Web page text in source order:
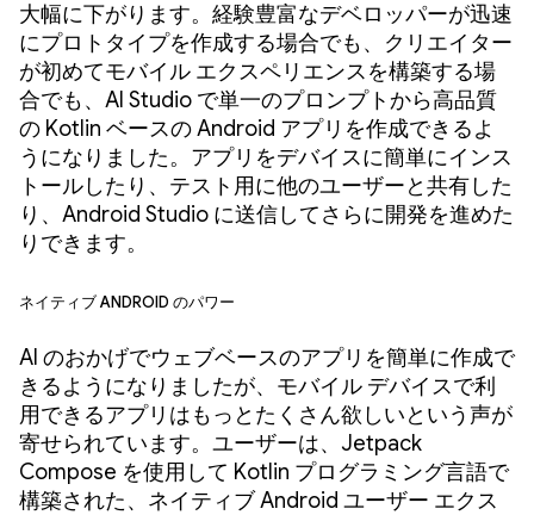
大幅に下がります。経験豊富なデベロッパーが迅速
にプロトタイプを作成する場合でも、クリエイター
が初めてモバイル エクスペリエンスを構築する場
合でも、AI Studio で単一のプロンプトから高品質
の Kotlin ベースの Android アプリを作成できるよ
うになりました。アプリをデバイスに簡単にインス
トールしたり、テスト用に他のユーザーと共有した
り、Android Studio に送信してさらに開発を進めた
りできます。
ネイティブ Android のパワー
AI のおかげでウェブベースのアプリを簡単に作成で
きるようになりましたが、モバイル デバイスで利
用できるアプリはもっとたくさん欲しいという声が
寄せられています。ユーザーは、Jetpack
Compose を使用して Kotlin プログラミング言語で
構築された、ネイティブ Android ユーザー エクス